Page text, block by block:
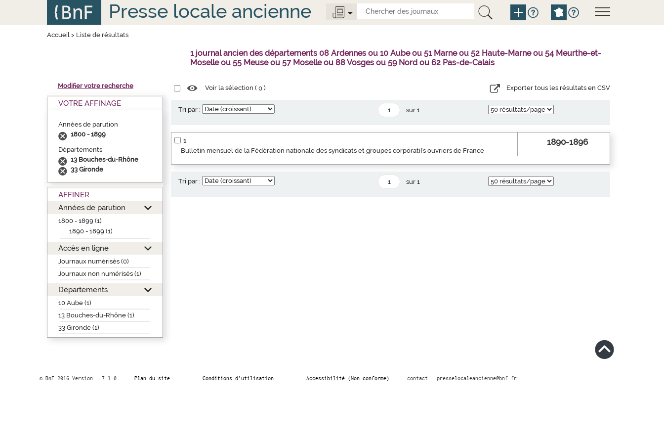
Presse locale ancienne
Accueil> Liste de résultats
1 journal ancien des départements 08 Ardennes ou 10 Aube ou 51 Marne ou 52 Haute-Marne ou 54 Meurthe-et-
Moselle ou 55 Meuse ou 57 Moselle ou 88 Vosges ou 59 Nord ou 62 Pas-de-Calais
Modifier votre recherche
VOTRE AFFINAGE
Années de parution
1800 - 1899
Départements
13 Bouches-du-Rhône
33 Gironde
AFFINER
Années de parution
1800 - 1899 (1)
1890 - 1899 (1)
Accès en ligne
Journaux numérisés (0)
Journaux non numérisés (1)
Départements
10 Aube (1)
13 Bouches-du-Rhône (1)
33 Gironde (1)
Voir la sélection (0 ) Exporter tous les résultats en CSV
Tri par : sur 1
1
Bulletin mensuel de la Fédération nationale des syndicats et groupes corporatifs ouvriers de France
1890-1896
Tri par : sur 1
© BnF 2016 Version : 7.1.0 Plan du site Conditions d’utilisation Accessibilité (Non conforme) contact : presselocaleancienne@bnf.fr
Panneau de gestion des cookies